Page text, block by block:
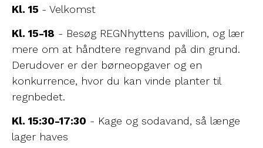
Kl. 15 - Velkomst
Kl. 15-18 - Besøg REGNhyttens pavillion, og lær
mere om at håndtere regnvand på din grund.
Derudover er der børneopgaver og en
konkurrence, hvor du kan vinde planter til
regnbedet.
Kl. 15:30-17:30 - Kage og sodavand, så længe
lager haves